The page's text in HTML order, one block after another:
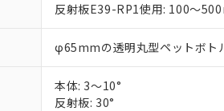
反射板E39-RP1使用: 100～
φ65mmの透明丸型ペットボト
本体: 3～10°
反射板: 30°